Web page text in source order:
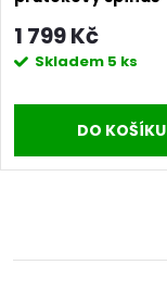
1 799 Kč
Skladem 5 ks
DO KOŠÍKU